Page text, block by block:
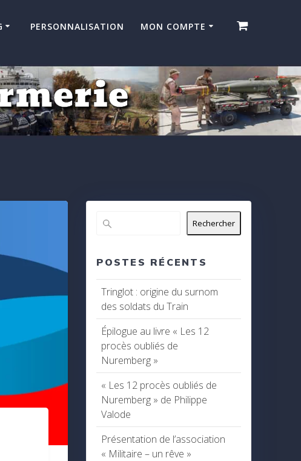
PERSONNALISATION MON COMPTE
Rechercher
POSTES RÉCENTS
Tringlot : origine du surnom
des soldats du Train
Épilogue au livre « Les 12
procès oubliés de
Nuremberg »
« Les 12 procès oubliés de
Nuremberg » de Philippe
Valode
Présentation de l’association
« Militaire – un rêve »